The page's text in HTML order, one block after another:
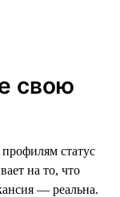
свою
статус
на то, что
— реальна.